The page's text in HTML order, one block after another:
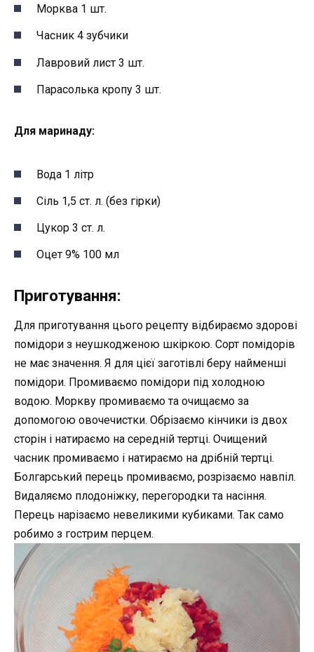
Морква 1 шт.
Часник 4 зубчики
Лавровий лист 3 шт.
Парасолька кропу 3 шт.
Для маринаду:
Вода 1 літр
Сіль 1,5 ст. л. (без гірки)
Цукор 3 ст. л.
Оцет 9% 100 мл
Приготування:
Для приготування цього рецепту відбираємо здорові
помідори з неушкодженою шкіркою. Сорт помідорів
не має значення. Я для цієї заготівлі беру найменші
помідори. Промиваємо помідори під холодною
водою. Моркву промиваємо та очищаємо за
допомогою овочечистки. Обрізаємо кінчики із двох
сторін і натираємо на середній тертці. Очищений
часник промиваємо і натираємо на дрібній тертці.
Болгарський перець промиваємо, розрізаємо навпіл.
Видаляємо плодоніжку, перегородки та насіння.
Перець нарізаємо невеликими кубиками. Так само
робимо з гострим перцем.